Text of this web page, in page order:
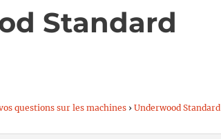
Standard
questions sur les machines › Underwood Standard